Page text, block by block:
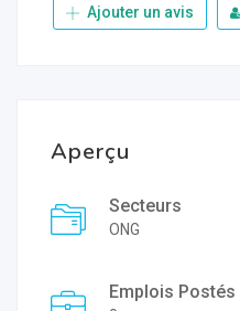
Ajouter un avis
Aperçu
Secteurs
ONG
Emplois Postés